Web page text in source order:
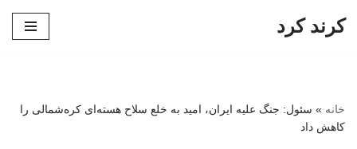
کرند کرد
خانه » سئول: جنگ علیه ایران، امید به خلع سلاح هسته‌ای کره‌شمالی را
کاهش داد